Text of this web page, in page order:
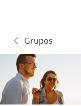
Grupos